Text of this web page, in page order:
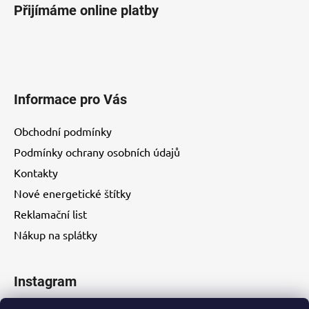
Přijímáme online platby
Informace pro Vás
Obchodní podmínky
Podmínky ochrany osobních údajů
Kontakty
Nové energetické štítky
Reklamační list
Nákup na splátky
Instagram